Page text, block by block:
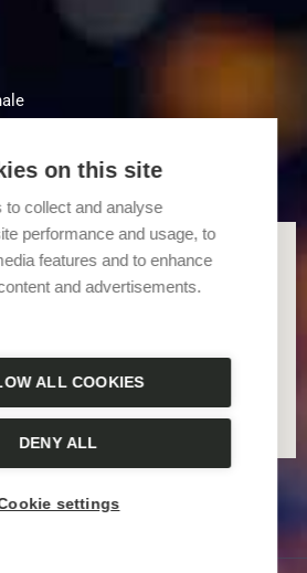
on this site
to collect and analyse
performance and usage, to
features and to enhance
and advertisements.
ALL COOKIES
DENY ALL
settings